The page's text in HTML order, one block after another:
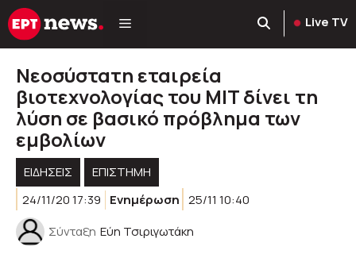
Μετάβαση
σε
Live TV
Νεοσύστατη εταιρεία
βιοτεχνολογίας του MIT δίνει τη
λύση σε βασικό πρόβλημα των
εμβολίων
ΕΙΔΗΣΕΙΣ
ΕΠΙΣΤΗΜΗ
24/11/20 17:39
Ενημέρωση 25/11 10:40
Σύνταξη Εύη Τσιριγωτάκη